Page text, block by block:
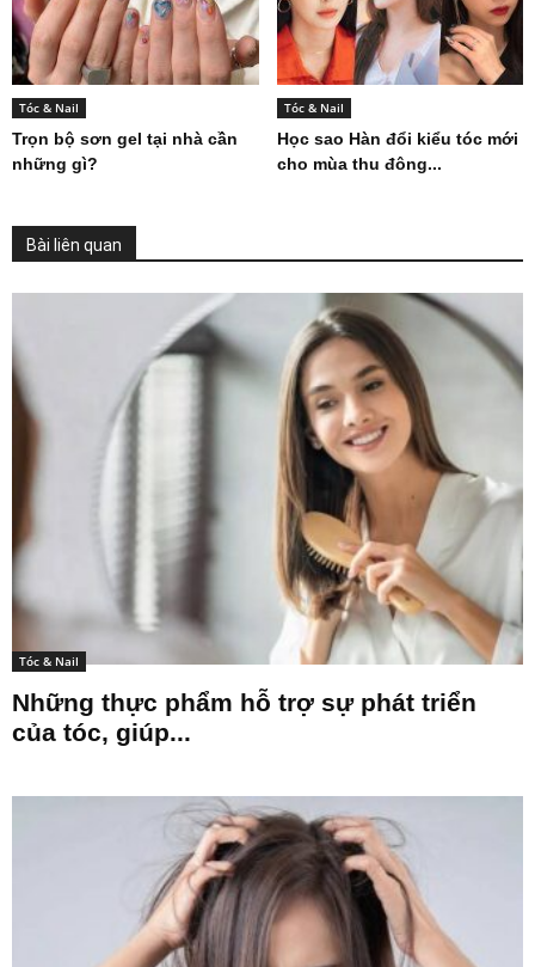
Tóc & Nail
Trọn bộ sơn gel tại nhà cần
những gì?
Tóc & Nail
Học sao Hàn đổi kiểu tóc mới
cho mùa thu đông...
Bài liên quan
Tóc & Nail
Những thực phẩm hỗ trợ sự phát triển
của tóc, giúp...